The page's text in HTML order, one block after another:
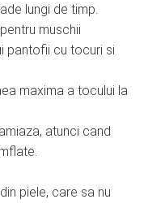
lungi de timp.
muschii
pantofii cu tocuri si
maxima a tocului la
atunci cand
piele, care sa nu